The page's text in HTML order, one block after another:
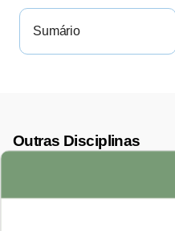
Sumário
Outras Disciplinas